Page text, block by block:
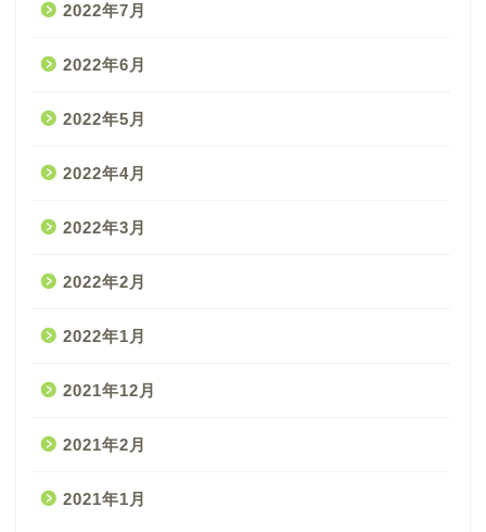
2022年7月
2022年6月
2022年5月
2022年4月
2022年3月
2022年2月
2022年1月
2021年12月
2021年2月
2021年1月